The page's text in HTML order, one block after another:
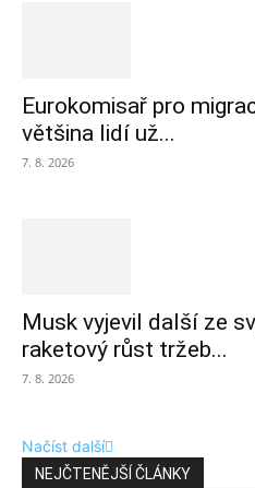
Eurokomisař pro
většina lidí už...
7. 8. 2026
Musk vyjevil další ze
raketový růst tržeb...
7. 8. 2026
Načíst další
NEJČTENĚJŠÍ ČLÁNKY